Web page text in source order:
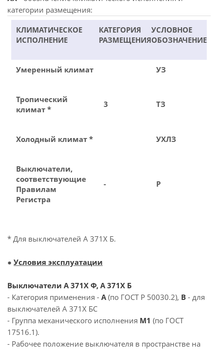
категории размещения:
КЛИМАТИЧЕСКОЕ
ИСПОЛНЕНИЕ
КАТЕГОРИЯ
РАЗМЕЩЕНИЯ
УСЛОВНОЕ
ОБОЗНАЧЕНИЕ
Умеренный климат
3
УЗ
Тропический
климат *
ТЗ
Холодный климат * УХЛЗ
Выключатели,
соответствующие
Правилам
Регистра
- Р
* Для выключателей А 371Х Б.
● Условия эксплуатации
Выключатели А 371Х Ф, А 371Х Б
- Категория применения - А(по ГОСТ Р 50030.2), В - для
выключателей А 371Х БС
- Группа механического исполнения М1 (по ГОСТ
17516.1).
- Рабочее положение выключателя в пространстве на